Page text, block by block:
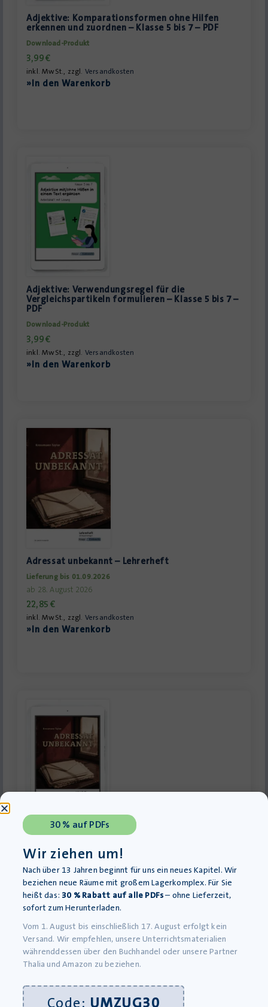
Adjektive: Komparationsformen ohne Hilfen
erkennen und zuordnen – Klasse 5 bis 7 – PDF
Download-Produkt
3,99€
inkl. MwSt., zzgl. Versandkosten
»In den Warenkorb
Adjektive: Verwendungsregel für die
Vergleichspartikeln formulieren – Klasse 5 bis 7 –
PDF
Download-Produkt
3,99€
inkl. MwSt., zzgl. Versandkosten
»In den Warenkorb
Adressat unbekannt – Lehrerheft
Lieferung bis 01.09.2026
ab 28. August 2026
22,85€
inkl. MwSt., zzgl. Versandkosten
»In den Warenkorb
Adressat unbekannt – Lehrerheft PDF
Download-Produkt
Versandkosten
»In den Warenkorb
30 % auf PDFs
Wir ziehen um!
Nach über 13 Jahren beginnt für uns ein neues Kapitel. Wir
beziehen neue Räume mit großem Lagerkomplex. Für Sie
heißt das: 30 % Rabatt auf alle PDFs– ohne Lieferzeit,
sofort zum Herunterladen.
Vom 1. August bis einschließlich 17. August erfolgt kein
Versand. Wir empfehlen, unsere Unterrichtsmaterialien
währenddessen über den Buchhandel oder unsere Partner
Thalia und Amazon zu beziehen.
Code: UMZUG30